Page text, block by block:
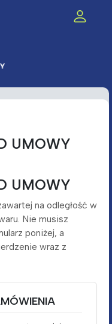
UMOWY
UMOWY
na odległość w
Nie musisz
poniżej, a
wraz z